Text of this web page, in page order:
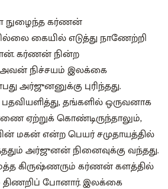
நுழைந்த கர்ணன்
கையில் எடுத்து நாணேற்றி
கர்ணன் நின்ற
நிச்சயம் இலக்கை
அர்ஜுனனுக்கு புரிந்தது‌.
தங்களில் ஒருவனாக
ஏற்றுக் கொண்டிருந்தாலும்,
மகன் என்ற பெயர் சமுதாயத்தில்
அர்ஜுனன் நினைவுக்கு வந்தது.
கிருஷ்ணரும் கர்ணன் களத்தில்
திணறிப் போனார். இலக்கை